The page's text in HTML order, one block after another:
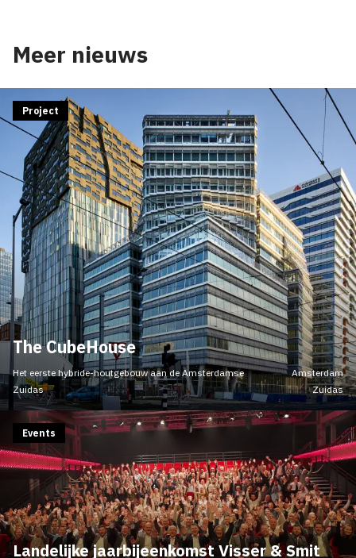
Meer nieuws
The CubeHouse
Project
Het eerste hybride-houtgebouw aan de Amsterdamse
Zuidas
Amsterdam
Zuidas
Landelijke jaarbijeenkomst Visser & Smit
Events